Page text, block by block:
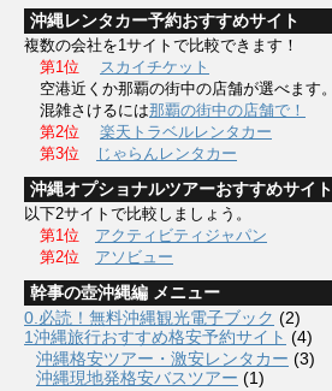
沖縄レンタカー予約おすすめサイト
複数の会社を1サイトで比較できます！
第1位
スカイチケット
空港近くか那覇の街中の店舗が選べます。
混雑さけるには那覇の街中の店舗で！
第2位
楽天トラベルレンタカー
第3位
じゃらんレンタカー
沖縄オプショナルツアーおすすめサイト
以下2サイトで比較しましょう。
第1位
アクティビティジャパン
第2位
アソビュー
幹事の壺沖縄編 メニュー
0.必読！無料沖縄観光電子ブック (2)
1沖縄旅行おすすめ格安予約サイト (4)
沖縄格安ツアー・激安レンタカー (3)
沖縄現地発格安バスツアー (1)